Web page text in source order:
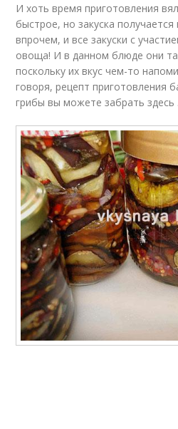
И хоть время приготовления
быстрое, но закуска получается
впрочем, и все закуски с
овоща! И в данном блюде они
поскольку их вкус чем-то
говоря, рецепт приготовления
грибы вы можете забрать здесь .